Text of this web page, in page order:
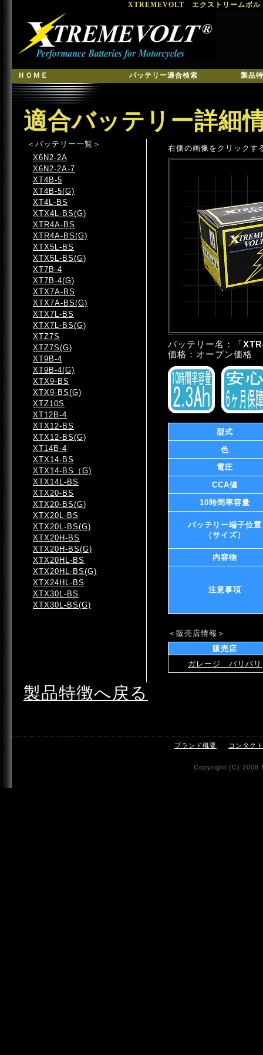
XTREMEVOLT エクストリームボル
ＨＯＭＥ バッテリー適合検索 製品
適合バッテリー詳細
右側の画像をクリックす
バッテリー名：「
価格：オープン価格
型式
色
電圧
CCA値
10時間率容量
バッテリー端子位置
（サイズ）
内容物
注意事項
＜販売店情報＞
販売店
ガレージ バリバリ
＜バッテリー一覧＞
X6N2-2A
X6N2-2A-7
XT4B-5
XT4B-5(G)
XT4L-BS
XTX4L-BS(G)
XTR4A-BS
XTR4A-BS(G)
XTX5L-BS
XTX5L-BS(G)
XT7B-4
XT7B-4(G)
XTX7A-BS
XTX7A-BS(G)
XTX7L-BS
XTX7L-BS(G)
XTZ7S
XTZ7S(G)
XT9B-4
XT9B-4(G)
XTX9-BS
XTX9-BS(G)
XTZ10S
XT12B-4
XTX12-BS
XTX12-BS(G)
XT14B-4
XTX14-BS
XTX14-BS（G)
XTX14L-BS
XTX20-BS
XTX20-BS(G)
XTX20L-BS
XTX20L-BS(G)
XTX20H-BS
XTX20H-BS(G)
XTX20HL-BS
XTX20HL-BS(G)
XTX24HL-BS
XTX30L-BS
XTX30L-BS(G)
製品特徴へ戻る
ブランド概要 コンタクト
Copyright (C) 2008